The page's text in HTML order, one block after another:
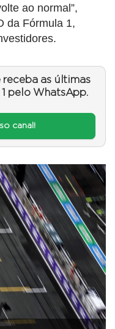
ao normal”,
da Fórmula 1,
receba as últimas
pelo WhatsApp.
canal!